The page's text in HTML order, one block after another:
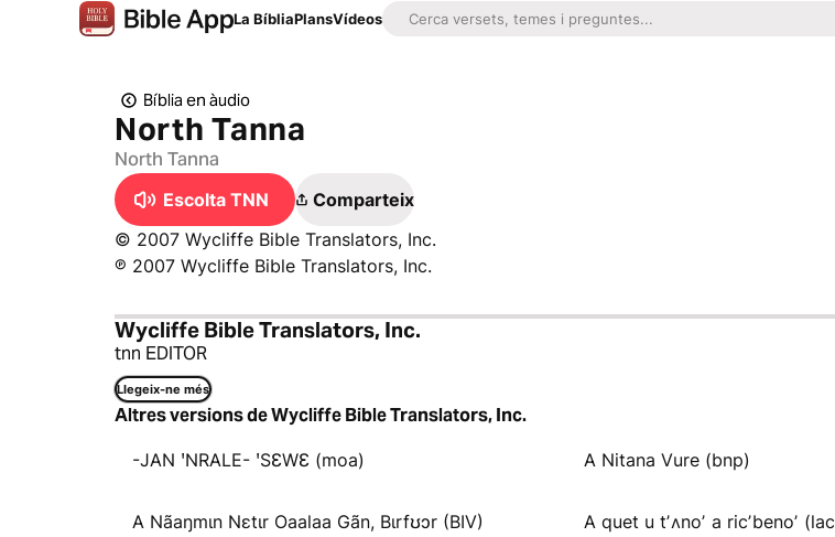
La BíbliaPlansVídeos
Bíblia en àudio
North Tanna
North Tanna
Escolta TNN
Comparteix
© 2007 Wycliffe Bible Translators, Inc.
℗ 2007 Wycliffe Bible Translators, Inc.
Wycliffe Bible Translators, Inc.
tnn EDITOR
Llegeix-ne més
Altres versions de Wycliffe Bible Translators, Inc.
-JAN ꞌNRALE- ꞌSƐWƐ (moa) A Nitana Vure (bnp)
A Nãaŋmɩn Nɛtɩr Oaalaa Gãn, Bɩrfʊɔr (BIV) A quet u tʼʌnoʼ a ricʼbenoʼ